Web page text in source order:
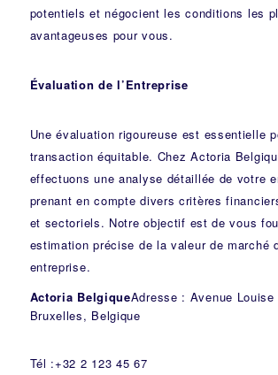
potentiels et négocient les conditions les
avantageuses pour vous.
Évaluation de l’Entreprise
Une évaluation rigoureuse est essentielle
transaction équitable. Chez Actoria
effectuons une analyse détaillée de votre
prenant en compte divers critères
et sectoriels. Notre objectif est de vous
estimation précise de la valeur de marché
entreprise.
Actoria BelgiqueAdresse : Avenue Louise
Bruxelles, Belgique
Tél :+32 2 123 45 67